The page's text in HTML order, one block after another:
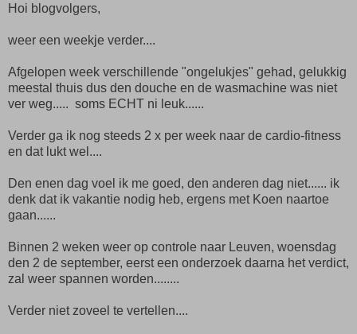
Hoi blogvolgers,
weer een weekje verder....
Afgelopen week verschillende "ongelukjes" gehad, gelukkig
meestal thuis dus den douche en de wasmachine was niet
ver weg..... soms ECHT ni leuk......
Verder ga ik nog steeds 2 x per week naar de cardio-fitness
en dat lukt wel....
Den enen dag voel ik me goed, den anderen dag niet...... ik
denk dat ik vakantie nodig heb, ergens met Koen naartoe
gaan......
Binnen 2 weken weer op controle naar Leuven, woensdag
den 2 de september, eerst een onderzoek daarna het verdict,
zal weer spannen worden........
Verder niet zoveel te vertellen....